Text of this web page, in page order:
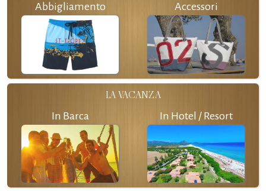
Abbigliamento Accessori
LA VACANZA
In Barca In Hotel / Resort